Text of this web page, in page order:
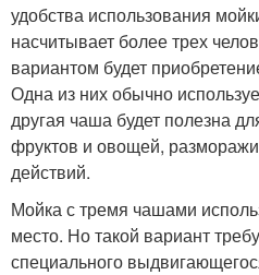
удобства использования
насчитывает более трех
вариантом будет
Одна из них обычно
другая чаша будет полезна
фруктов и овощей,
действий.
Мойка с тремя чашами
место. Но такой вариант
специального